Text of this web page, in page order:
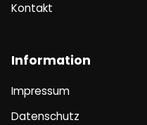
Kontakt
Information
Impressum
Datenschutz